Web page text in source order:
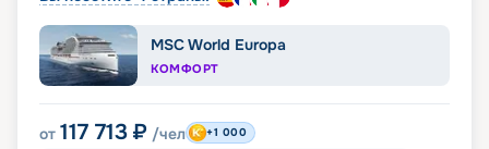
MSC World Europa
КОМФОРТ
от 117 713 ₽ /чел +1 000